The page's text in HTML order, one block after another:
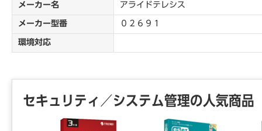
メーカー名 アライドテレシス
メーカー型番 ０２６９１
環境対応
セキュリティ／システム管理の人気商品